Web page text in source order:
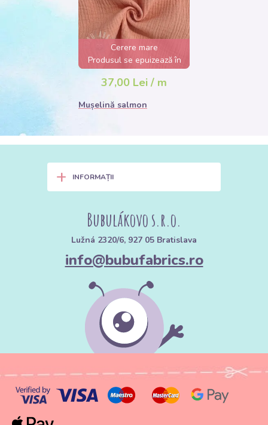
Cerere mare
Produsul se epuizează în
câteva ore
37,00 Lei / m
Mușelină salmon
+ INFORMAȚII
Bubulákovo s.r.o.
Lužná 2320/6, 927 05 Bratislava
info@bubufabrics.ro